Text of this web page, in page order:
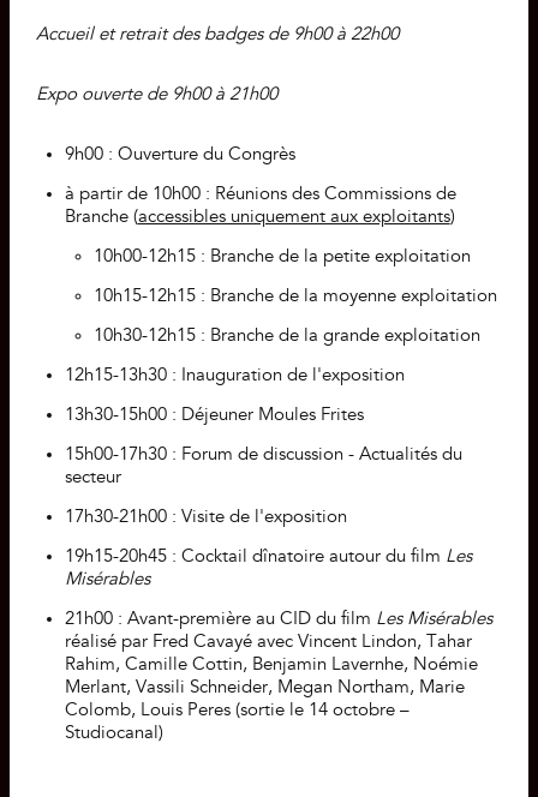
Accueil et retrait des badges de 9h00 à 22h00
Expo ouverte de 9h00 à 21h00
9h00 : Ouverture du Congrès
à partir de 10h00 : Réunions des Commissions de
Branche (accessibles uniquement aux exploitants)
10h00-12h15 : Branche de la petite exploitation
10h15-12h15 : Branche de la moyenne exploitation
10h30-12h15 : Branche de la grande exploitation
12h15-13h30 : Inauguration de l'exposition
13h30-15h00 : Déjeuner Moules Frites
15h00-17h30 : Forum de discussion - Actualités du
secteur
17h30-21h00 : Visite de l'exposition
19h15-20h45 : Cocktail dînatoire autour du film Les
Misérables
21h00 : Avant-première au CID du film Les Misérables
réalisé par Fred Cavayé avec Vincent Lindon, Tahar
Rahim, Camille Cottin, Benjamin Lavernhe, Noémie
Merlant, Vassili Schneider, Megan Northam, Marie
Colomb, Louis Peres (sortie le 14 octobre –
Studiocanal)